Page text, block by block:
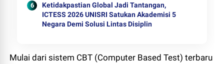
Ketidakpastian Global Jadi Tantangan,
ICTESS 2026 UNISRI Satukan Akademisi 5
Negara Demi Solusi Lintas Disiplin
Mulai dari sistem CBT (Computer Based Test) terbaru